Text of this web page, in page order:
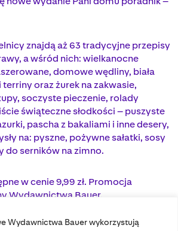
Wydawnictwa Bauer wykorzystują
znajdą aż 63 tradycyjne przepisy
a wśród nich: wielkanocne
domowe wędliny, biała
terriny oraz żurek na zakwasie,
soczyste pieczenie, rolady
świąteczne słodkości – puszyste
pascha z bakaliami i inne desery,
na: pyszne, pożywne sałatki, sosy
do serników na zimno.
w cenie 9,99 zł. Promocja
Wydawnictwa Bauer.